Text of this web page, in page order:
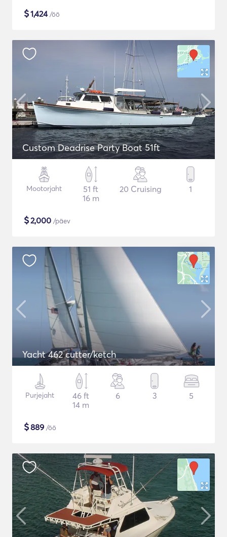
$1,424/öö
Custom Deadrise Party Boat 51ft
Mootorjaht
51 ft
16 m
20 Cruising 1
$2,000 /päev
Yacht 462 cutter/ketch
Purjejaht
46 ft
14 m
6 3 5
$889 /öö